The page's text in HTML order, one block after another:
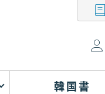
韓国書